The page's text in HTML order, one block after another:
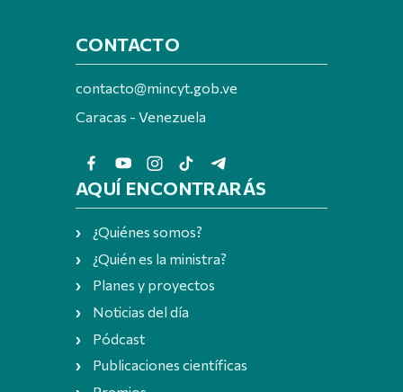
CONTACTO
contacto@mincyt.gob.ve
Caracas - Venezuela
AQUÍ ENCONTRARÁS
¿Quiénes somos?
¿Quién es la ministra?
Planes y proyectos
Noticias del día
Pódcast
Publicaciones científicas